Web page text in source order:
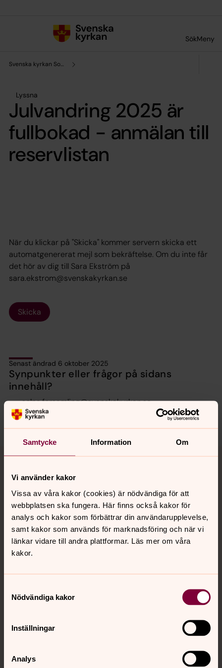
Samtycke Information Om
Vi använder kakor
Vissa av våra kakor (cookies) är nödvändiga för att
webbplatsen ska fungera. Här finns också kakor för
analys och kakor som förbättrar din användarupplevelse,
samt kakor som används för marknadsföring och när vi
länkar vidare till andra plattformar. Läs mer om våra
kakor.
Nödvändiga kakor
Inställningar
Analys
SökMeny
Svenska kyrkan Solna
Lyssna
Julvandring 2025 är
fullbokad - anmälan till
reservlistan
När du klickar på "Skicka" kommer servern skicka ett
automatgenererat mejl som bekräftelse. Om du inte får
det hör av dig till Sara Ekström på
sara.ekstrom@svenskakyrkan.se
Skicka
Senast ändrad 6 oktober 2025
Synpunkter eller frågor på sidans
innehåll?
solna.forsamling@svenskakyrkan.se
Dela
Kontakt
Kalender
Hitta snabbt